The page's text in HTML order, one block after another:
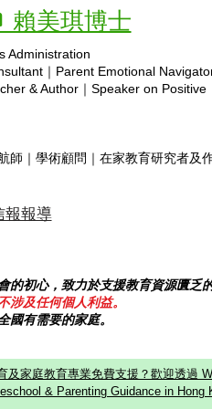
Mei Kei Vivien As a
educator,...
Copyright © 2025 hsa.com
賴美琪博士
Administration
｜Parent Emotional Navigator
& Author｜Speaker on Positive
師｜學術顧問｜在家教育研究者及
報報導
的初心，致力於支援教育資源匱乏
涉及任何個人利益。
國有需要的家庭。
及家庭教育專業免費支援？歡迎透過
& Parenting Guidance in Hong